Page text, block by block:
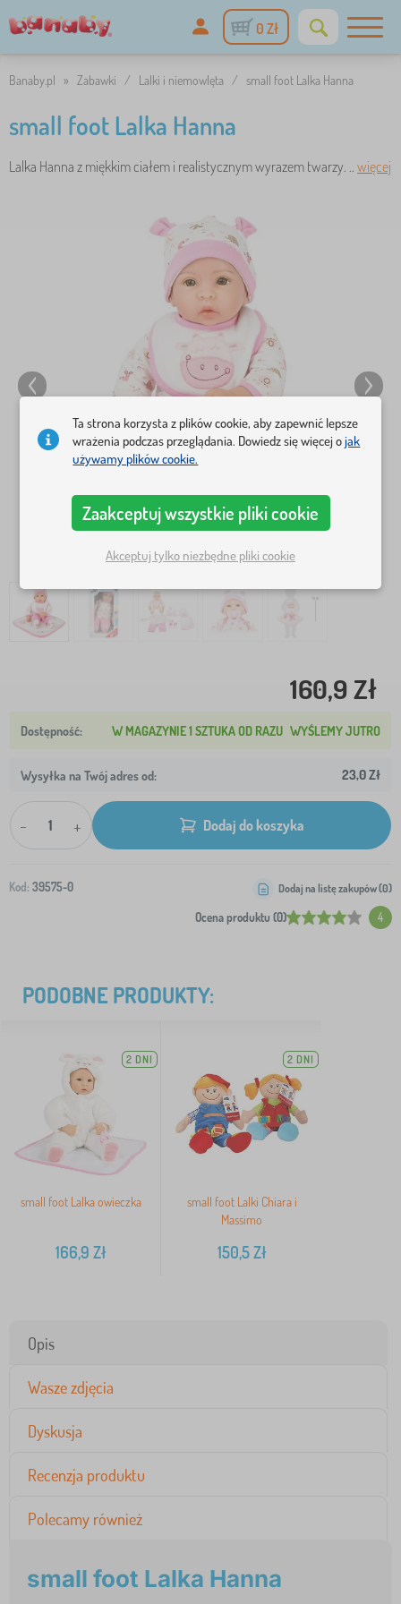
0 Zł
Banaby.pl » Zabawki / Lalki i niemowlęta / small foot Lalka Hanna
small foot Lalka Hanna
Lalka Hanna z miękkim ciałem i realistycznym wyrazem twarzy. .. więcej
160,9 Zł
W MAGAZYNIE 1 SZTUKA OD RAZU WYŚLEMY JUTRO
Wysyłka na Twój adres od: 23,0 Zł
- + Dodaj do koszyka
Kod: 39575-0
Ocena produktu (0) 4
Dodaj na listę zakupów (0)
PODOBNE PRODUKTY:
2 DNI
small foot Lalka owieczka
166,9 Zł
2 DNI
small foot Lalki Chiara i
Massimo
150,5Zł
Opis
Wasze zdjęcia
Dyskusja
Recenzja produktu
Polecamy również
small foot Lalka Hanna
Ta strona korzysta z plików cookie, aby zapewnić lepsze
wrażenia podczas przeglądania. Dowiedz się więcej ojak
używamy plików cookie.
Zaakceptuj wszystkie pliki cookie
Akceptuj tylko niezbędne pliki cookie